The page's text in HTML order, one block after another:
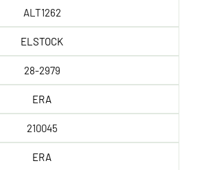
ALT1262
ELSTOCK
28-2979
ERA
210045
ERA